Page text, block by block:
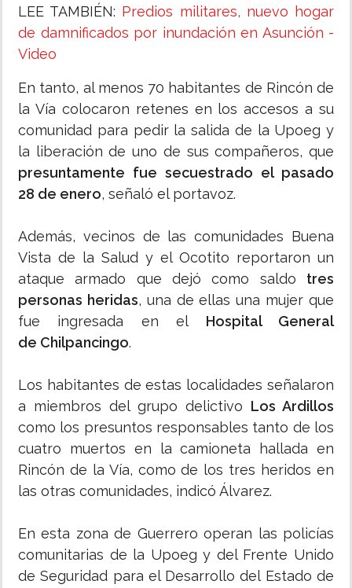
LEE TAMBIÉN: Predios militares, nuevo hogar
de damnificados por inundación en Asunción -
Video
En tanto, al menos 70 habitantes de Rincón de
la Vía colocaron retenes en los accesos a su
comunidad para pedir la salida de la Upoeg y
la liberación de uno de sus compañeros, que
presuntamente fue secuestrado el pasado
28 de enero, señaló el portavoz.
Además, vecinos de las comunidades Buena
Vista de la Salud y el Ocotito reportaron un
ataque armado que dejó como saldo tres
personas heridas, una de ellas una mujer que
fue ingresada en el Hospital General
de Chilpancingo.
Los habitantes de estas localidades señalaron
a miembros del grupo delictivo Los Ardillos
como los presuntos responsables tanto de los
cuatro muertos en la camioneta hallada en
Rincón de la Vía, como de los tres heridos en
las otras comunidades, indicó Álvarez.
En esta zona de Guerrero operan las policías
comunitarias de la Upoeg y del Frente Unido
de Seguridad para el Desarrollo del Estado de